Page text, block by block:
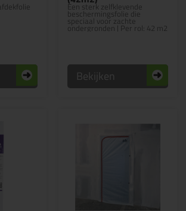
Een sterk zelfklevende
beschermingsfolie die
speciaal voor zachte
ondergronden | Per rol: 42 m2
Bekijken